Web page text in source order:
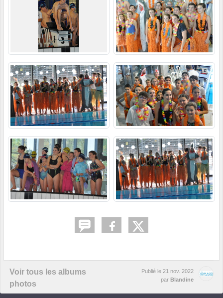
Voir tous les albums
photos
Publié le 21 nov. 2022
par Blandine